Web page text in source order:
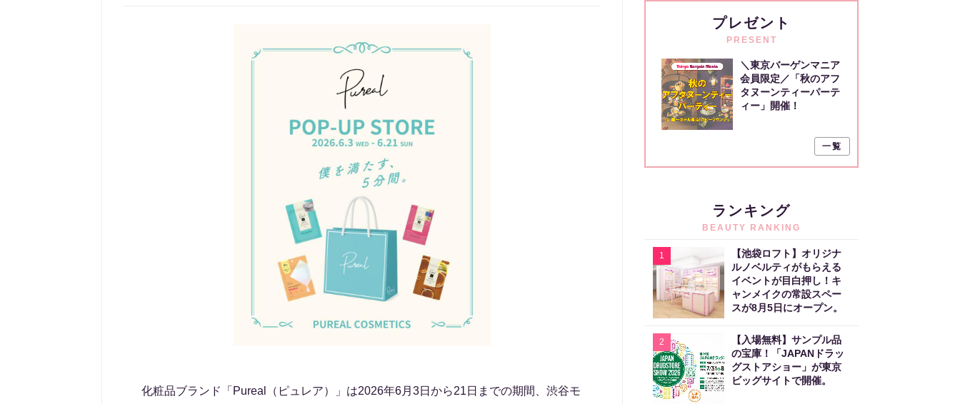
化粧品ブランド「Pureal（ピュレア）」は2026年6月3日から21日までの期間、渋谷モ
プレゼント
PRESENT
＼東京バーゲンマニア
会員限定／「秋のアフ
タヌーンティーパーテ
ィー」開催！
一覧
ランキング
BEAUTY RANKING
1
【池袋ロフト】オリジナ
ルノベルティがもらえる
イベントが目白押し！キ
ャンメイクの常設スペー
スが8月5日にオープン。
2
【入場無料】サンプル品
の宝庫！「JAPANドラッ
グストアショー」が東京
ビッグサイトで開催。